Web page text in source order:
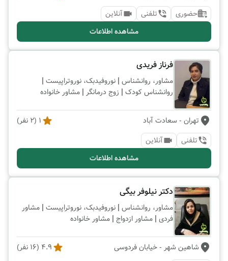
حضوری
تلفنی
آنلاین
مشاهده اطلاعات
فرناز فریدی
مشاور، روانشناس | نوروفیدبک، نوروتراپیست |
روانشناس کودک | زوج درمانگر | مشاور خانواده
تهران - سعادت آباد 1
(
2 نفر)
تلفنی
آنلاین
مشاهده اطلاعات
دکتر نیلوفر بیگی
مشاور، روانشناس | نوروفیدبک، نوروتراپیست | مشاور
فردی | مشاور ازدواج | مشاور خانواده
شاهین شهر - خیابان فردوسی 4.9
(
16 نفر)